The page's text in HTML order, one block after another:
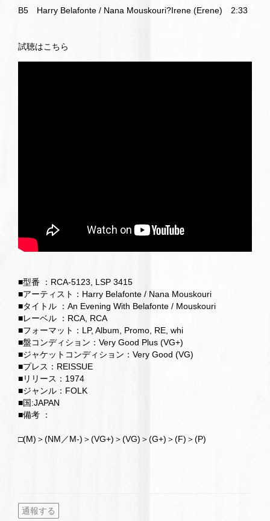
B5 Harry Belafonte / Nana Mouskouri?Irene (Erene) 2:33
試聴はこちら
■型番 ：RCA-5123, LSP 3415
■アーティスト：Harry Belafonte / Nana Mouskouri
■タイトル ：An Evening With Belafonte / Mouskouri
■レーベル ：RCA, RCA
■フォーマット：LP, Album, Promo, RE, whi
■盤コンディション：Very Good Plus (VG+)
■ジャケットコンディション：Very Good (VG)
■プレス：REISSUE
■リリース：1974
■ジャンル：FOLK
■国:JAPAN
■備考 ：
□(M)＞(NM／M-)＞(VG+)＞(VG)＞(G+)＞(F)＞(P)
通報する